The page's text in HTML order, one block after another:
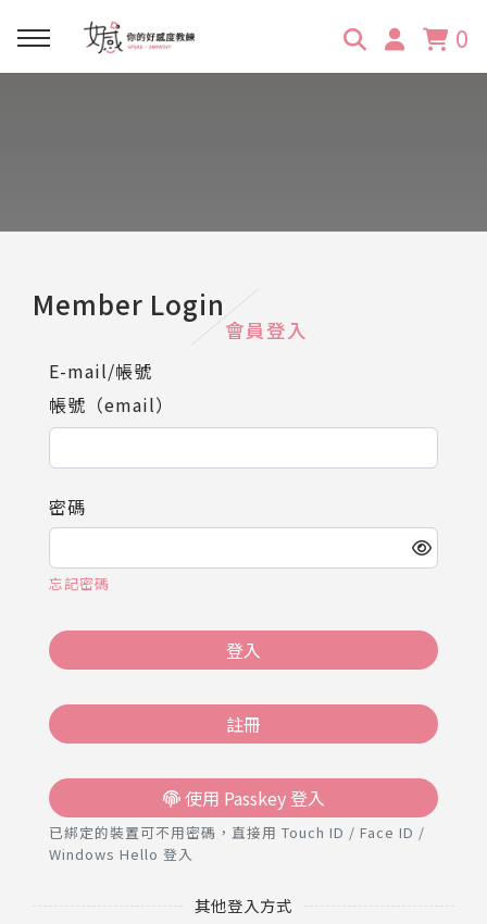
0
線上課程
嚴選商品
活動報名
它站開課
推薦工具
合作邀約
品牌顧問
主持服務
公眾表達影響力
創意活動企劃力
零秒好感溝通術
服務體驗設計課
維琪簡介
學員推薦
客戶好評
媒體報導
維體驗Unique
維觀點Vision
Member Login
會員登入
E-mail/帳號
帳號（email）
密碼
忘記密碼
登入
註冊
使用 Passkey 登入
已綁定的裝置可不用密碼，直接用 Touch ID / Face ID /
Windows Hello 登入